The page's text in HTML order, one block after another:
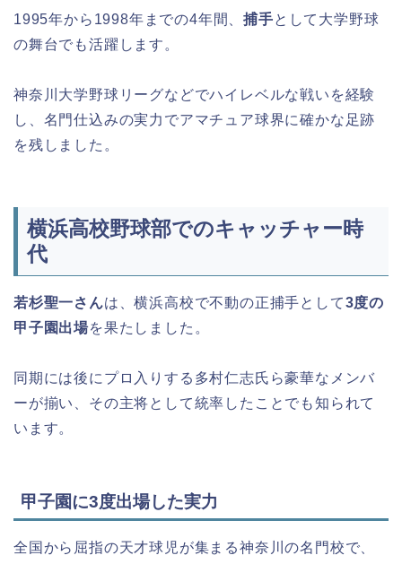
1995年から1998年までの4年間、捕手として大学野球
の舞台でも活躍します。
神奈川大学野球リーグなどでハイレベルな戦いを経験
し、名門仕込みの実力でアマチュア球界に確かな足跡
を残しました。
横浜高校野球部でのキャッチャー時
代
若杉聖一さんは、横浜高校で不動の正捕手として3度の
甲子園出場を果たしました。
同期には後にプロ入りする多村仁志氏ら豪華なメンバ
ーが揃い、その主将として統率したことでも知られて
います。
甲子園に3度出場した実力
全国から屈指の天才球児が集まる神奈川の名門校で、